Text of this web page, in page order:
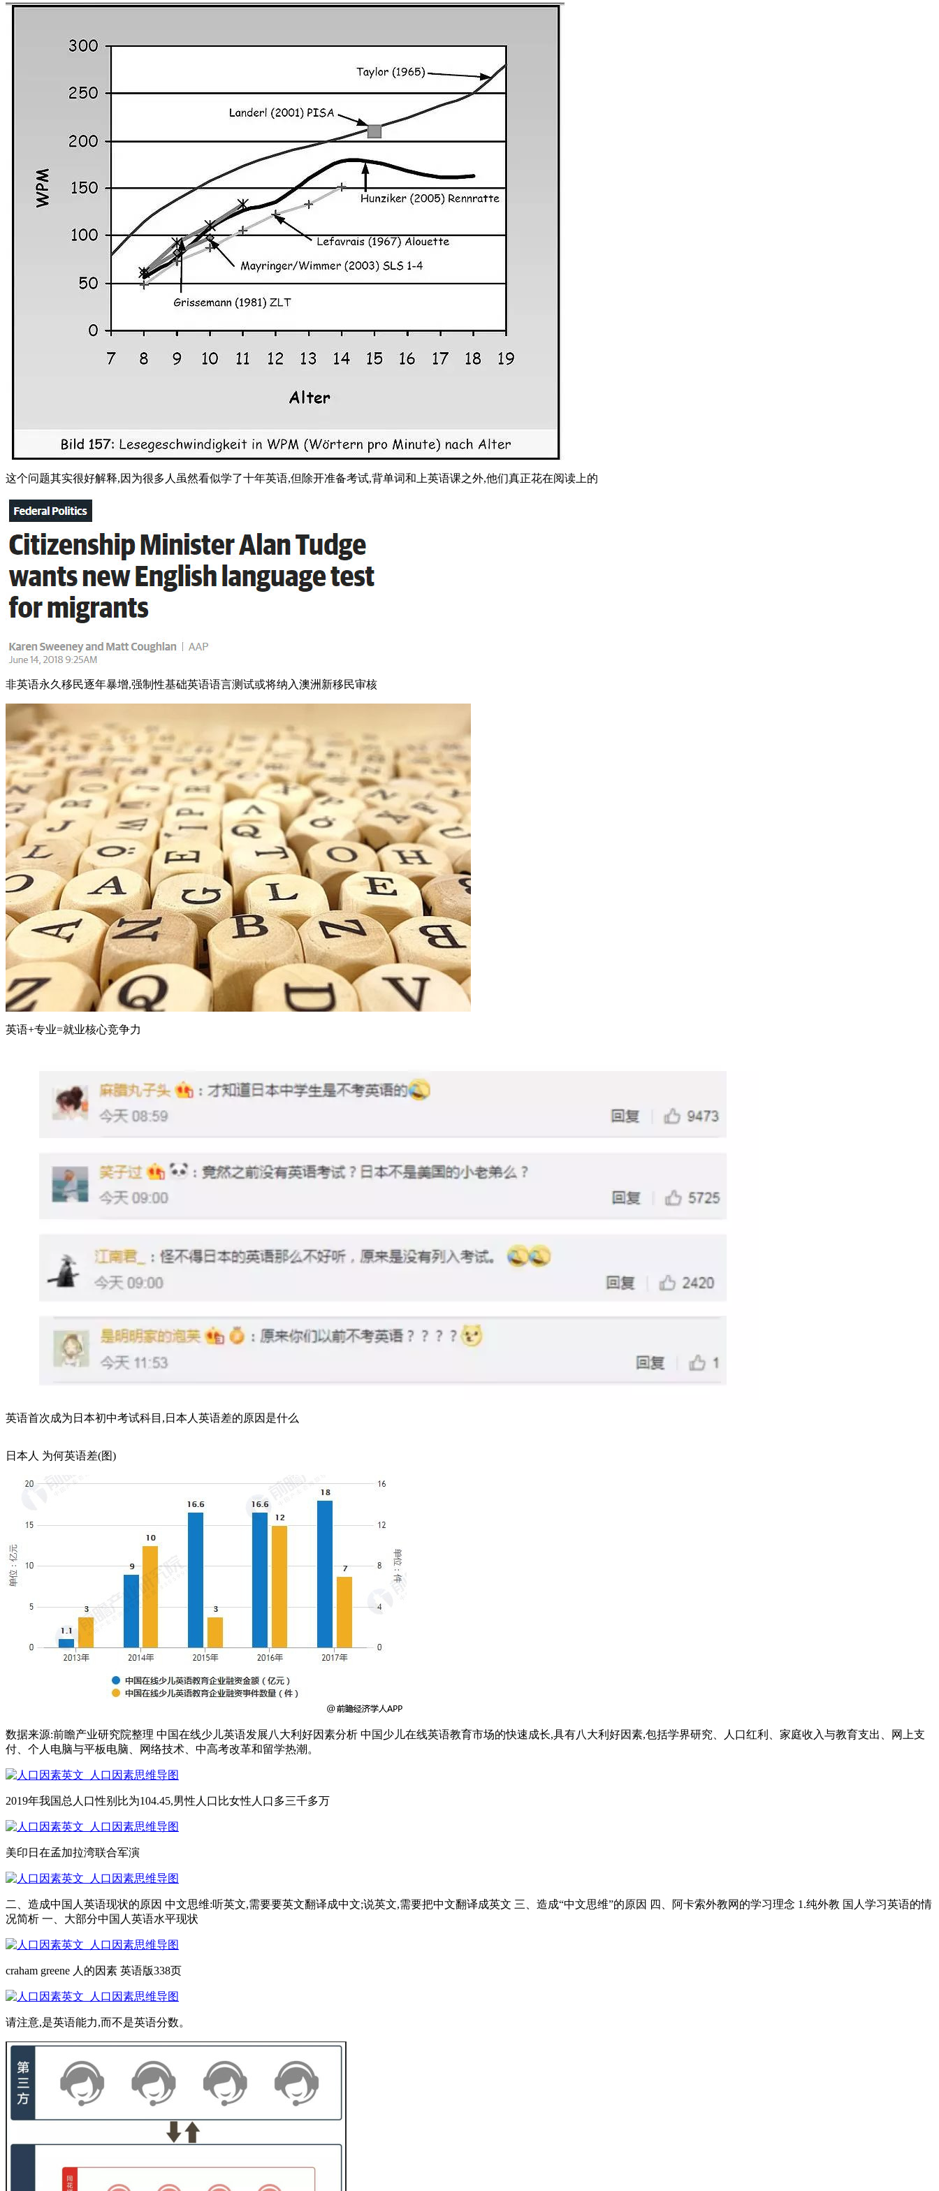
这个问题其实很好解释,因为很多人虽然看似学了十年英语,但除开准备考试,背单词和上英语课之外,他们真正花在阅读上的
非英语永久移民逐年暴增,强制性基础英语语言测试或将纳入澳洲新移民审核
英语+专业=就业核心竞争力
英语首次成为日本初中考试科目,日本人英语差的原因是什么
日本人 为何英语差(图)
数据来源:前瞻产业研究院整理 中国在线少儿英语发展八大利好因素分析 中国少儿在线英语教育市场的快速成长,具有八大利好因素,包括学界研究、人口红利、家庭收入与教育支出、网上支
付、个人电脑与平板电脑、网络技术、中高考改革和留学热潮。
2019年我国总人口性别比为104.45,男性人口比女性人口多三千多万
美印日在孟加拉湾联合军演
二、造成中国人英语现状的原因 中文思维:听英文,需要要英文翻译成中文;说英文,需要把中文翻译成英文 三、造成“中文思维”的原因 四、阿卡索外教网的学习理念 1.纯外教 国人学习英语的情
况简析 一、大部分中国人英语水平现状
craham greene 人的因素 英语版338页
请注意,是英语能力,而不是英语分数。